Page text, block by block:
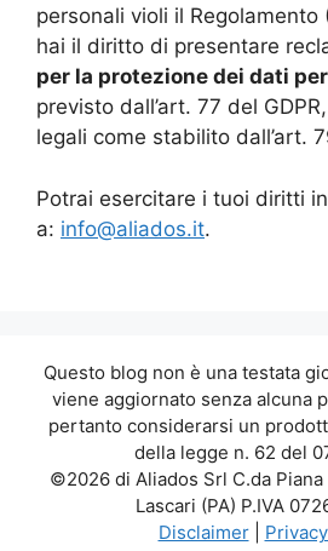
personali violi il Regolamento
hai il diritto di presentare
per la protezione dei dati
previsto dall’art. 77 del
legali come stabilito dall’art.
Potrai esercitare i tuoi diritti
a: info@aliados.it.
Questo blog non è una testata
viene aggiornato senza alcuna
pertanto considerarsi un
della legge n. 62 del
©2026 di Aliados Srl C.da Piana
Lascari (PA) P.IVA
Disclaimer|